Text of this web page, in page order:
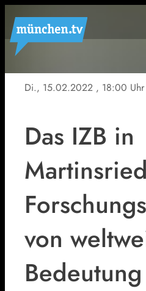
Di., 15.02.2022 , 18:00 Uhr
Das IZB in
von
Bedeutung